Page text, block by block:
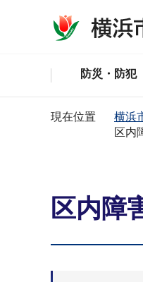
防災・防犯
現在位置 横浜
区内
区内障